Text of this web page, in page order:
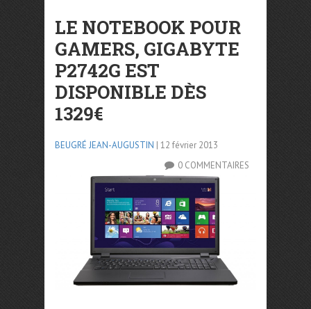
LE NOTEBOOK POUR
GAMERS, GIGABYTE
P2742G EST
DISPONIBLE DÈS
1329€
BEUGRÉ JEAN-AUGUSTIN | 12 février 2013
0 COMMENTAIRES